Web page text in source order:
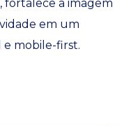
fortalece a imagem
em um
e mobile-first.